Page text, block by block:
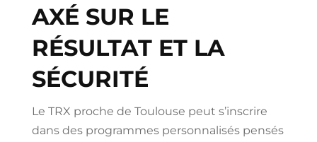
AXÉ SUR LE
RÉSULTAT ET LA
SÉCURITÉ
Le TRX proche de Toulouse peut s’inscrire
dans des programmes personnalisés pensés